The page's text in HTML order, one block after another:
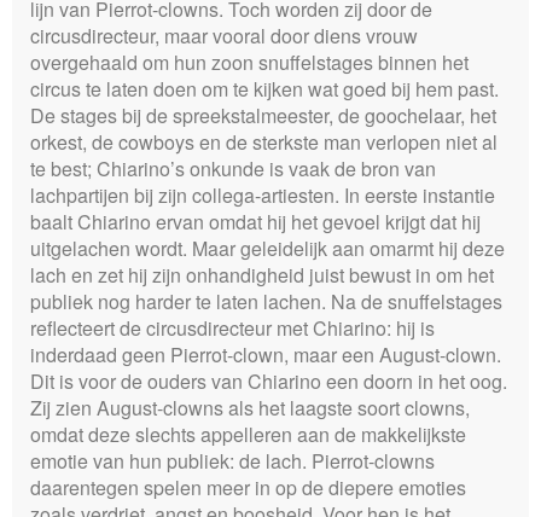
lijn van Pierrot-clowns. Toch worden zij door de
circusdirecteur, maar vooral door diens vrouw
overgehaald om hun zoon snuffelstages binnen het
circus te laten doen om te kijken wat goed bij hem past.
De stages bij de spreekstalmeester, de goochelaar, het
orkest, de cowboys en de sterkste man verlopen niet al
te best; Chiarino’s onkunde is vaak de bron van
lachpartijen bij zijn collega-artiesten. In eerste instantie
baalt Chiarino ervan omdat hij het gevoel krijgt dat hij
uitgelachen wordt. Maar geleidelijk aan omarmt hij deze
lach en zet hij zijn onhandigheid juist bewust in om het
publiek nog harder te laten lachen. Na de snuffelstages
reflecteert de circusdirecteur met Chiarino: hij is
inderdaad geen Pierrot-clown, maar een August-clown.
Dit is voor de ouders van Chiarino een doorn in het oog.
Zij zien August-clowns als het laagste soort clowns,
omdat deze slechts appelleren aan de makkelijkste
emotie van hun publiek: de lach. Pierrot-clowns
daarentegen spelen meer in op de diepere emoties